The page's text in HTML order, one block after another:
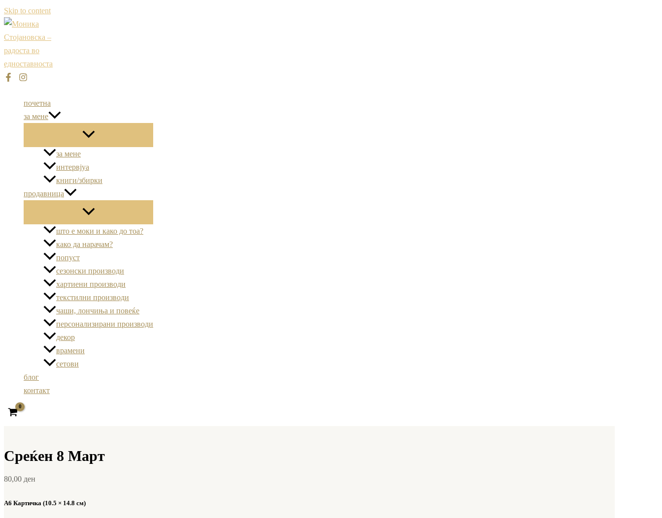
Skip to content
почетна
за мене
за мене
интервјуа
книги/збирки
продавница
што е моки и како до тоа?
како да нарачам?
попуст
сезонски производи
хартиени производи
текстилни производи
чаши, лончиња и повеќе
персонализирани производи
декор
врамени
сетови
блог
контакт
Среќен 8 Март
80,00 ден
А6 Картичка (10.5 × 14.8 см)